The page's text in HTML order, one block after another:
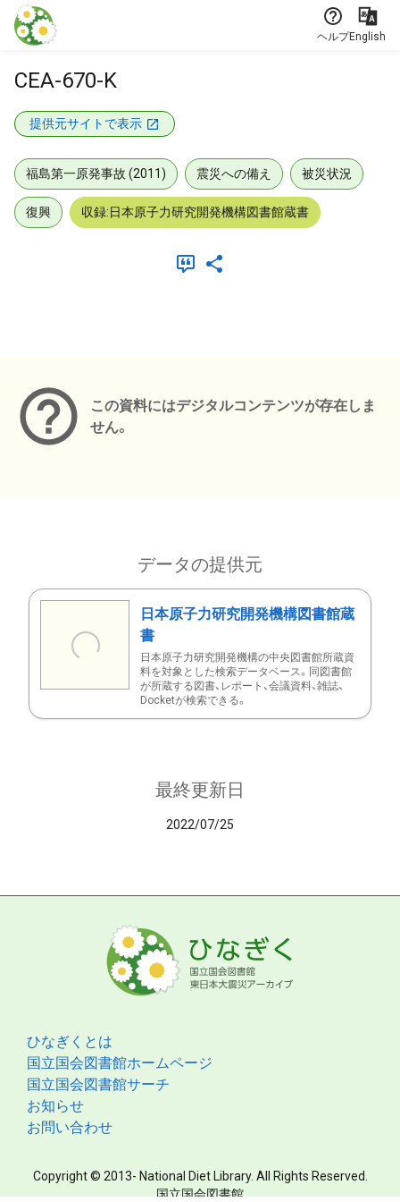
本文に飛ぶ
ヘルプEnglish
CEA-670-K
提供元サイトで表示
福島第一原発事故 (2011) 震災への備え 被災状況
復興 収録:日本原子力研究開発機構図書館蔵書
この資料にはデジタルコンテンツが存在しま
せん。
データの提供元
日本原子力研究開発機構図書館蔵
書
日本原子力研究開発機構の中央図書館所蔵資
料を対象とした検索データベース。同図書館
が所蔵する図書、レポート、会議資料、雑誌、
Docketが検索できる。
最終更新日
2022/07/25
ひなぎくとは
国立国会図書館ホームページ
国立国会図書館サーチ
お知らせ
お問い合わせ
Copyright © 2013- National Diet Library. All Rights Reserved.